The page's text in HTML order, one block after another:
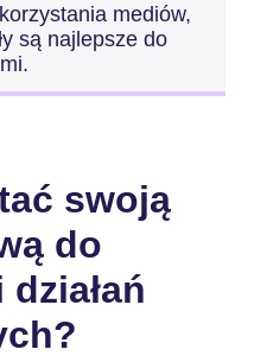
mediów,
są najlepsze do
swoją
do